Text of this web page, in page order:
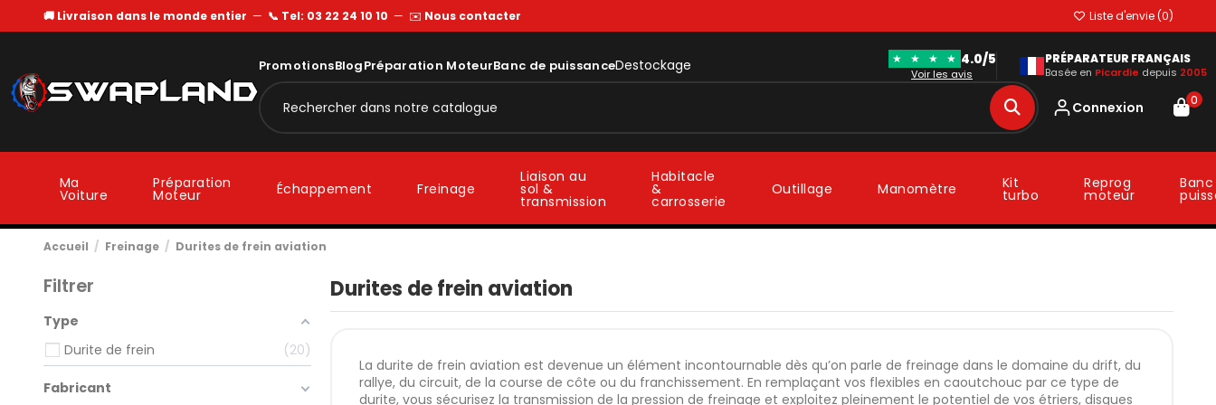
🚚 Livraison dans le monde entier — 📞 Tel: 03 22 24 10 10 — ✉️ Nous contacter Liste d'envie (0)
PromotionsBlogPréparation MoteurBanc de puissanceDestockage ★ ★ ★ ★ 4.0/5
Voir les avis
PRÉPARATEUR FRANÇAIS
Basée en Picardie depuis 2005
Connexion 0
Ma
Voiture
Préparation
Moteur Échappement Freinage
Liaison au
sol &
transmission
Habitacle
&
carrosserie
Outillage Manomètre Kit
turbo
Reprog
moteur
Accueil Freinage Durites de frein aviation
Durites de frein aviation
La durite de frein aviation est devenue un élément incontournable dès qu’on parle de freinage dans le domaine du drift, du
rallye, du circuit, de la course de côte ou du franchissement. En remplaçant vos flexibles en caoutchouc par ce type de
durite, vous sécurisez la transmission de la pression de freinage et exploitez pleinement le potentiel de vos étriers, disques
Filtrer
Type
Durite de frein
20
Fabricant